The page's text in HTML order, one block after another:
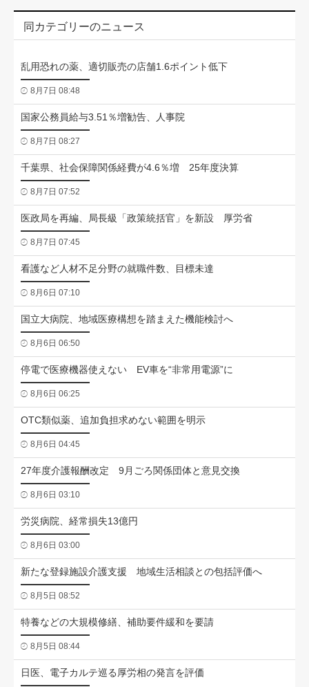
同カテゴリーのニュース
乱用恐れの薬、適切販売の店舗1.6ポイント低下
8月7日 08:48
国家公務員給与3.51％増勧告、人事院
8月7日 08:27
千葉県、社会保障関係経費が4.6％増 25年度決算
8月7日 07:52
医政局を再編、局長級「政策統括官」を新設 厚労省
8月7日 07:45
看護など人材不足分野の就職件数、目標未達
8月6日 07:10
国立大病院、地域医療構想を踏まえた機能検討へ
8月6日 06:50
停電で医療機器使えない EV車を“非常用電源”に
8月6日 06:25
OTC類似薬、追加負担求めない範囲を明示
8月6日 04:45
27年度介護報酬改定 9月ごろ関係団体と意見交換
8月6日 03:10
労災病院、経常損失13億円
8月6日 03:00
新たな登録施設介護支援 地域生活相談との包括評価へ
8月5日 08:52
特養などの大規模修繕、補助要件緩和を要請
8月5日 08:44
日医、電子カルテ巡る厚労相の発言を評価